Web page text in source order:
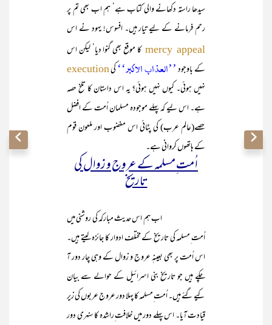
سیدھا راستہ دکھانے والی کتاب ہے‘ ہم اب بھی تم پر
رحم فرمانے کے لیے تیار ہیں۔ افسوس! یہود نے اس
mercy appeal کا موقع بھی گنوا دیا‘ لیکن اس
کے باوجود’’العذاب الاکبر‘‘کیexecution
نہیں ہوئی۔ کیوں نہیں ہوئی؟ یہ اس داستان کا تلخ حصہ
ہے۔ اس لیے کہ پہلے موجودہ مسلمان اُمت کے افضل
حصے(عالم عرب) کی پٹائی اس مغضوب اور ملعون قوم
کے ہاتھوں کروانی ہے۔
ا ُمت ِمسلمہ کے عروج و زوال کی
تاریخ
اب ہم اس حدیث مبارکہ کی روشنی میں
اُمت ِمسلمہ کی تاریخ کے مختلف ادوار کا جائزہ لیتے ہیں۔
اس اُمت پر بھی بعینہٖ عروج و زوال کے وہی چار دور آ
چکے ہیں جو تاریخ بنی اسرائیل کے حوالے سے بیان
کیے گئے ہیں۔ اُمت ِمسلمہ کا پہلا دور عروج عربوں کی زیر
قیادت آیا۔ اس پہلے دور میں خلافت ِراشدہ کا سنہری دور